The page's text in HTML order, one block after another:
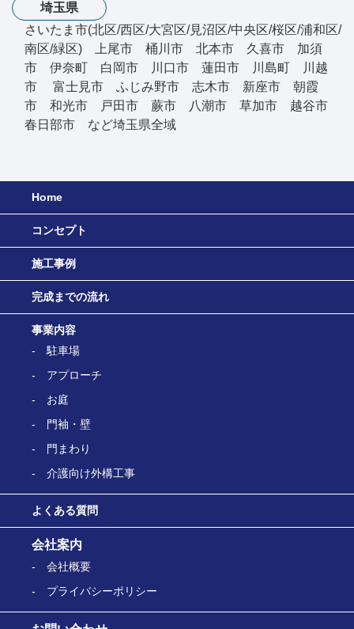
埼玉県
さいたま市(北区/西区/大宮区/見沼区/中央区/桜区/浦和区/
南区/緑区) 上尾市 桶川市 北本市 久喜市 加須
市 伊奈町 白岡市 川口市 蓮田市 川島町 川越
市 富士見市 ふじみ野市 志木市 新座市 朝霞
市 和光市 戸田市 蕨市 八潮市 草加市 越谷市
春日部市 など埼玉県全域
Home
コンセプト
施工事例
完成までの流れ
事業内容
駐車場
アプローチ
お庭
門袖・壁
門まわり
介護向け外構工事
よくある質問
会社案内
会社概要
プライバシーポリシー